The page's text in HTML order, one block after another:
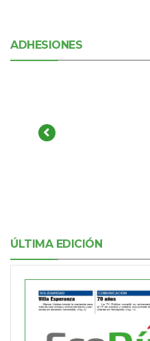
ADHESIONES
ÚLTIMA EDICIÓN